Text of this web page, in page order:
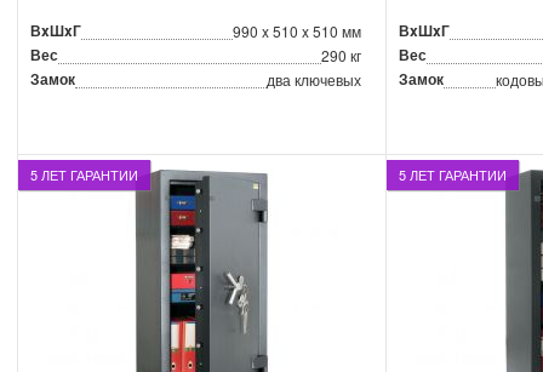
ВxШxГ 990 x 510 x 510 мм
Вес 290 кг
Замок два ключевых
ВxШxГ
Вес
Замок
5 ЛЕТ ГАРАНТИИ 5 ЛЕТ ГАРАНТИИ